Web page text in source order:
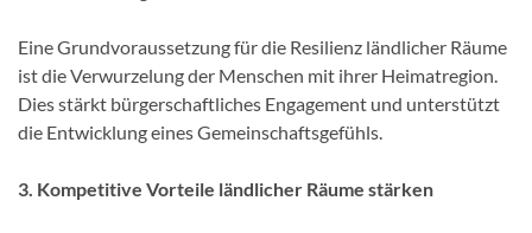
Eine Grundvoraussetzung für die Resilienz ländlicher Räume
ist die Verwurzelung der Menschen mit ihrer Heimatregion.
Dies stärkt bürgerschaftliches Engagement und unterstützt
die Entwicklung eines Gemeinschaftsgefühls.
3. Kompetitive Vorteile ländlicher Räume stärken